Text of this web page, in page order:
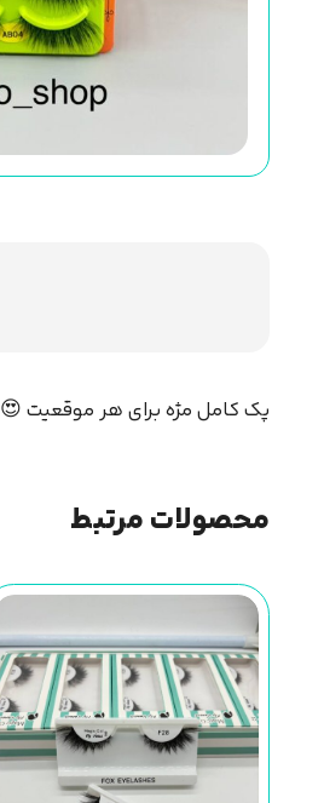
پک کامل مژه برای هر موقعیت 😍
محصولات مرتبط